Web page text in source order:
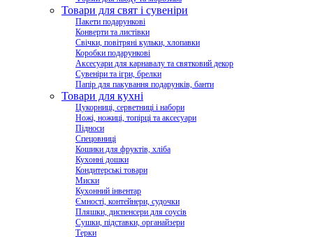
Товари для свят і сувеніри
Пакети подарункові
Конверти та листівки
Свічки, повітряні кульки, хлопавки
Коробки подарункові
Аксесуари для карнавалу та святковий декор
Сувеніри та ігри, брелки
Папір для пакування подарунків, банти
Товари для кухні
Цукорниці, серветниці і набори
Ножі, ножиці, топірці та аксесуари
Підноси
Спецовниці
Кошики для фруктів, хліба
Кухонні дошки
Кондитерські товари
Миски
Кухонний інвентар
Ємності, контейнери, судочки
Пляшки, диспенсери для соусів
Сушки, підставки, органайзери
Терки